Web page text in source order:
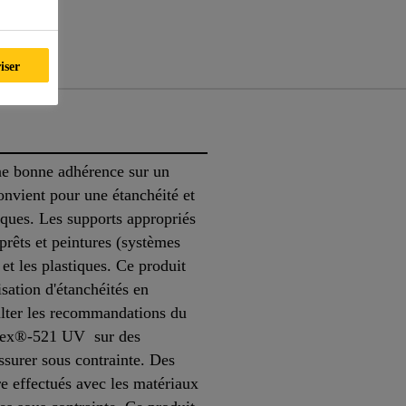
bonne adhérence sur un
pour une étanchéité et
Les supports appropriés
et peintures (systèmes
les plastiques. Ce produit
d'étanchéités en
les recommandations du
521 UV sur des
sous contrainte. Des
effectués avec les matériaux